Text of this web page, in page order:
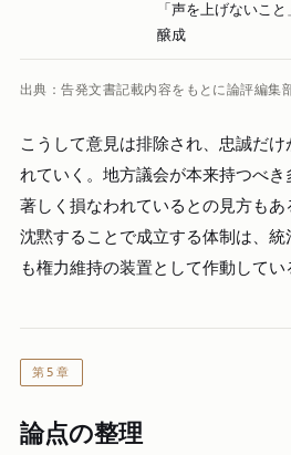
「声を上げないこ
醸成
出典：告発文書記載内容をもとに論評編集
こうして意見は排除され、忠誠だ
れていく。地方議会が本来持つべ
著しく損なわれているとの見方も
沈黙することで成立する体制は、統
も権力維持の装置として作動してい
第5章
論点の整理